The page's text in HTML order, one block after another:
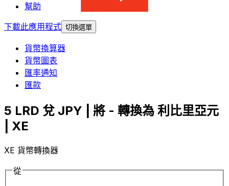
幫助
下載此應用程式 切換選單
貨幣換算器
貨幣圖表
匯率通知
匯款
5 LRD 兌 JPY | 將 - 轉換為 利比里亞元
| XE
XE 貨幣轉換器
從